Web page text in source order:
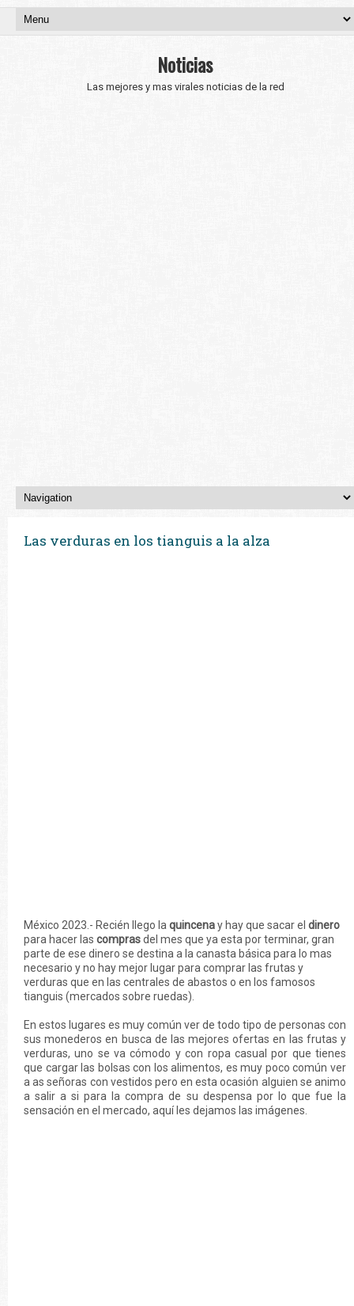
Noticias
Las mejores y mas virales noticias de la red
Las verduras en los tianguis a la alza
México 2023.- Recién llego la quincenay hay que sacar el dinero
para hacer las comprasdel mes que ya esta por terminar, gran
parte de ese dinero se destina a la canasta básica para lo mas
necesario y no hay mejor lugar para comprar las frutas y
verduras que en las centrales de abastos o en los famosos
tianguis (mercados sobre ruedas).
En estos lugares es muy común ver de todo tipo de personas con
sus monederos en busca de las mejores ofertas en las frutas y
verduras, uno se va cómodo y con ropa casual por que tienes
que cargar las bolsas con los alimentos, es muy poco común ver
a as señoras con vestidos pero en esta ocasión alguien se animo
a salir a si para la compra de su despensa por lo que fue la
sensación en el mercado, aquí les dejamos las imágenes.